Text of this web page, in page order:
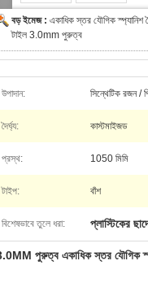
বড় ইমেজ : একাধিক স্তর যৌগিক স্প্যানিশ
টাইল 3.0mm পুরুত্ব
উপাদান: সিন্থেটিক রজন /
দৈর্ঘ্য: কাস্টমাইজড
প্রস্থ: 1050 মিমি
টাইপ: বাঁশ
বিশেষভাবে তুলে ধরা: প্লাস্টিকের
পুরুত্ব একাধিক স্তর যৌগিক